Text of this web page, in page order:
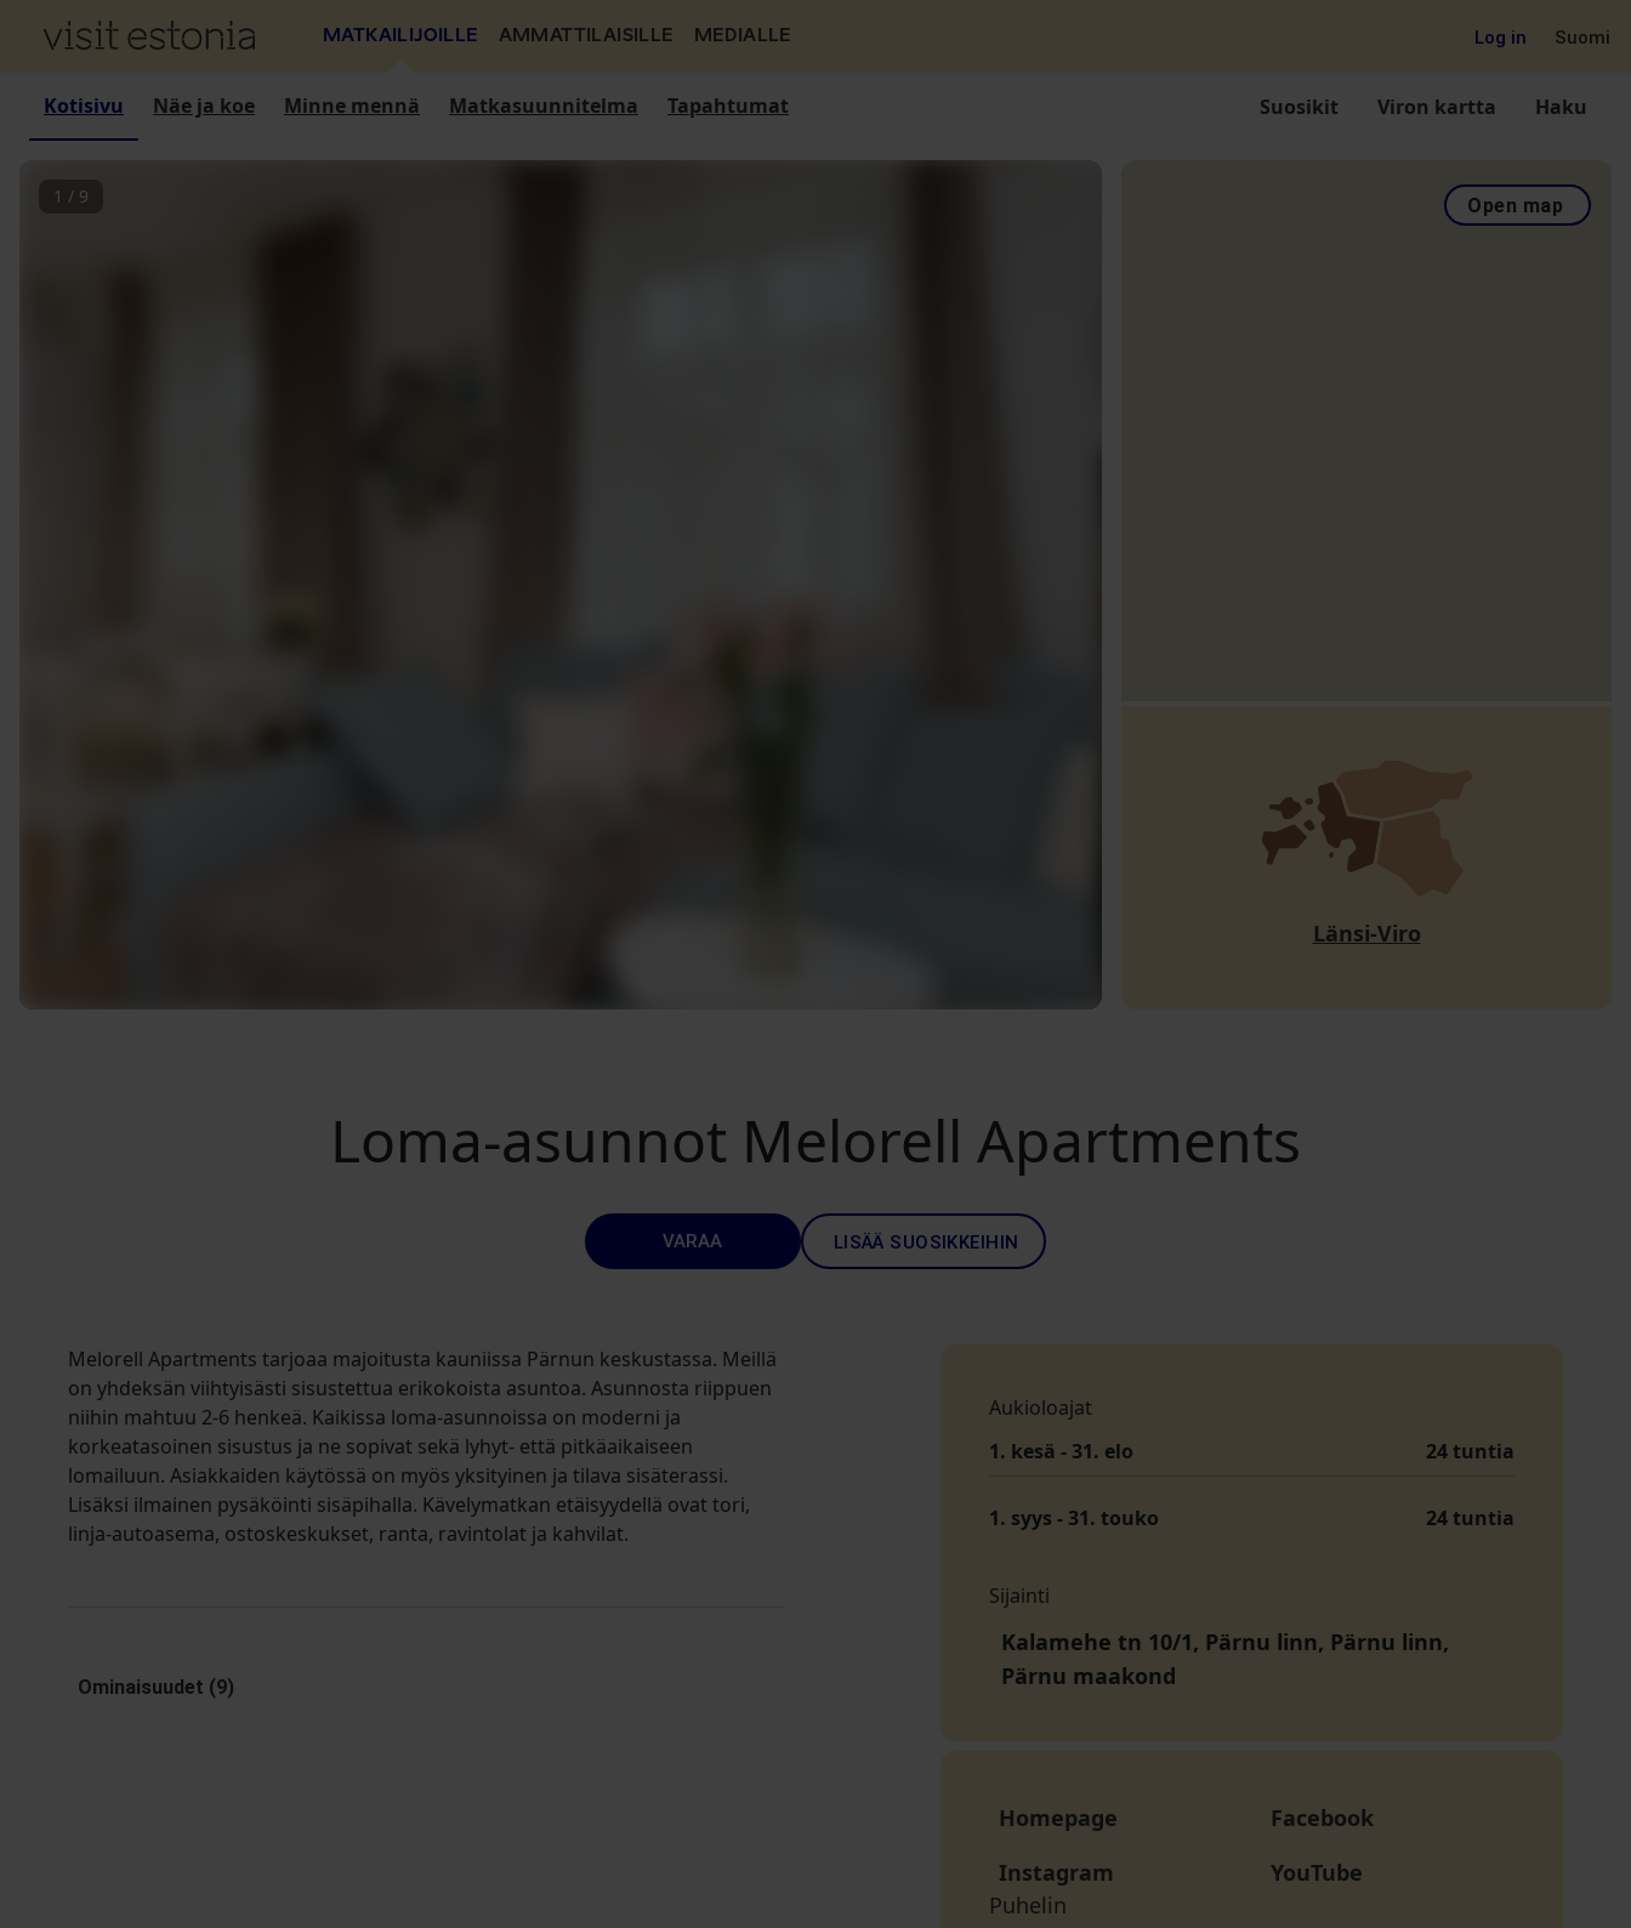
MATKAILIJOILLE AMMATTILAISILLE MEDIALLE Log in Suomi
Kotisivu Näe ja koe Minne mennä Matkasuunnitelma Tapahtumat Suosikit Viron kartta Haku
1 / 9 Open map
Länsi-Viro
Loma-asunnot Melorell Apartments
VARAA LISÄÄ SUOSIKKEIHIN
Melorell Apartments tarjoaa majoitusta kauniissa Pärnun keskustassa. Meillä
on yhdeksän viihtyisästi sisustettua erikokoista asuntoa. Asunnosta riippuen
niihin mahtuu 2-6 henkeä. Kaikissa loma-asunnoissa on moderni ja
korkeatasoinen sisustus ja ne sopivat sekä lyhyt- että pitkäaikaiseen
lomailuun. Asiakkaiden käytössä on myös yksityinen ja tilava sisäterassi.
Lisäksi ilmainen pysäköinti sisäpihalla. Kävelymatkan etäisyydellä ovat tori,
linja-autoasema, ostoskeskukset, ranta, ravintolat ja kahvilat.
Ominaisuudet (9)
Aukioloajat
1. kesä - 31. elo
24 tuntia
1. syys - 31. touko 24 tuntia
Sijainti
Kalamehe tn 10/1, Pärnu linn, Pärnu linn,
Pärnu maakond
Homepage
Facebook
Instagram
YouTube
Puhelin